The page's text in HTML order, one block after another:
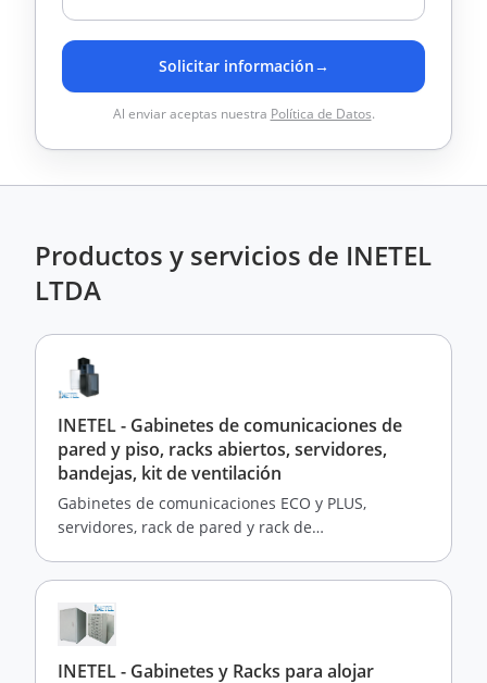
Solicitar información→
Al enviar aceptas nuestra Política de Datos.
Productos y servicios de INETEL
LTDA
INETEL - Gabinetes de comunicaciones de
pared y piso, racks abiertos, servidores,
bandejas, kit de ventilación
Gabinetes de comunicaciones ECO y PLUS,
servidores, rack de pared y rack de
INETEL - Gabinetes y Racks para alojar